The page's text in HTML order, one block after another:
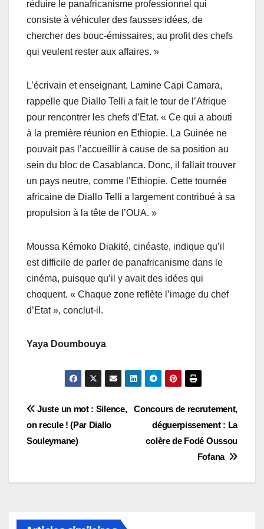
réduire le panafricanisme professionnel qui
consiste à véhiculer des fausses idées, de
chercher des bouc-émissaires, au profit des chefs
qui veulent rester aux affaires. »
L’écrivain et enseignant, Lamine Capi Camara,
rappelle que Diallo Telli a fait le tour de l’Afrique
pour rencontrer les chefs d’Etat. « Ce qui a abouti
à la première réunion en Ethiopie. La Guinée ne
pouvait pas l’accueillir à cause de sa position au
sein du bloc de Casablanca. Donc, il fallait trouver
un pays neutre, comme l’Ethiopie. Cette tournée
africaine de Diallo Telli a largement contribué à sa
propulsion à la tête de l’OUA. »
Moussa Kémoko Diakité, cinéaste, indique qu’il
est difficile de parler de panafricanisme dans le
cinéma, puisque qu’il y avait des idées qui
choquent. « Chaque zone reflète l’image du chef
d’Etat », conclut-il.
Yaya Doumbouya
Navigation
de
Concours de recrutement,
déguerpissement : La
colère de Fodé Oussou
Fofana
Juste un mot : Silence,
on recule ! (Par Diallo
Souleymane)